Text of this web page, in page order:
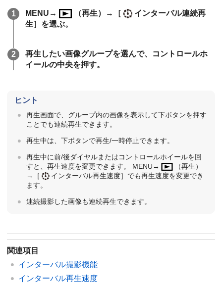
MENU→ （再生）→ ［
インターバル連続再
生］ を選ぶ。
再生したい画像グループを選んで、コントロールホ
イールの中央を押す。
ヒント
再生画面で、グループ内の画像を表示して下ボタンを押す
ことでも連続再生できます。
再生中は、下ボタンで再生/一時停止できます。
再生中に前/後ダイヤルまたはコントロールホイールを回
すと、再生速度を変更できます。 MENU→
（再生）
→
［ インターバル再生速度］ でも再生速度を変更でき
ます。
連続撮影した画像も連続再生できます。
関連項目
インターバル撮影機能
インターバル再生速度